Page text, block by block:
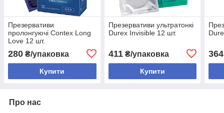
Презервативи
пролонгуючі Contex Long
Love 12 шт.
280 ₴/упаковка
Купити
Презервативи ультратонкі
Durex Invisible 12 шт.
411₴/упаковка
Купити
364
Про нас